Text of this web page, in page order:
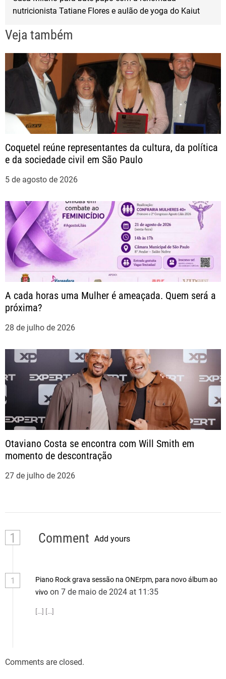
g
a
d
e
P
o
s
t
nutricionista Tatiane Flores e aulão de yoga do Kaiut
Veja também
Coquetel reúne representantes da cultura, da política
e da sociedade civil em São Paulo
5 de agosto de 2026
A cada horas uma Mulher é ameaçada. Quem será a
próxima?
28 de julho de 2026
Otaviano Costa se encontra com Will Smith em
momento de descontração
27 de julho de 2026
1 Comment Add yours
1
Piano Rock grava sessão na ONErpm, para novo álbum ao
vivo on 7 de maio de 2024 at 11:35
[…] […]
Comments are closed.